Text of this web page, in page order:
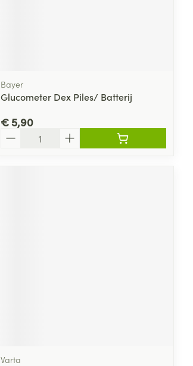
Bayer
Glucometer Dex Piles/ Batterij
€ 5,90
Varta